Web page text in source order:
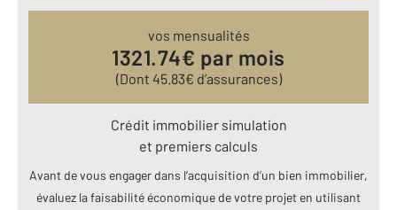
vos mensualités
1321.74€ par mois
(Dont 45.83€ d’assurances)
Crédit immobilier simulation
et premiers calculs
Avant de vous engager dans l’acquisition d’un bien immobilier,
évaluez la faisabilité économique de votre projet en utilisant